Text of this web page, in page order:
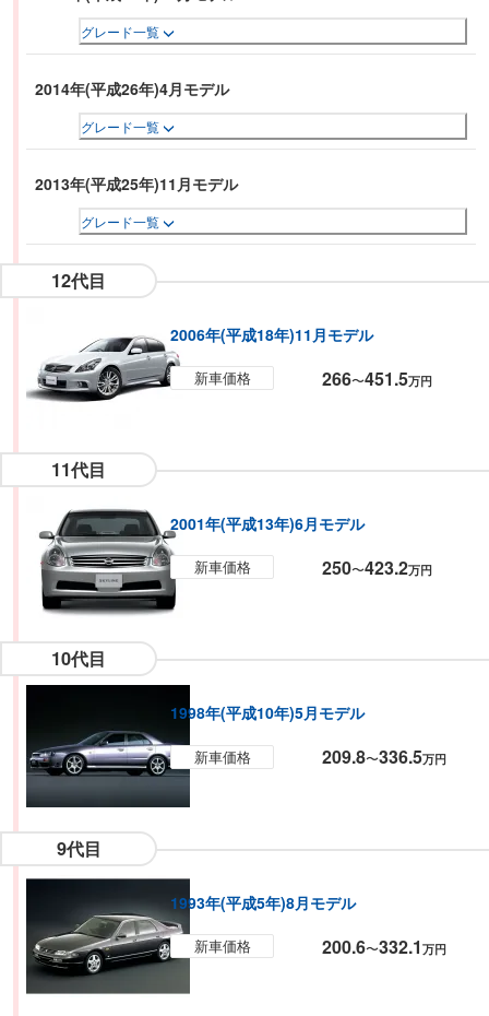
グレード一覧
2014年(平成26年)4月モデル
グレード一覧
2013年(平成25年)11月モデル
グレード一覧
12代目
2006年(平成18年)11月モデル
新車価格 266〜451.5万円
11代目
2001年(平成13年)6月モデル
新車価格 250〜423.2万円
10代目
1998年(平成10年)5月モデル
新車価格 209.8〜336.5万円
9代目
1993年(平成5年)8月モデル
新車価格 200.6〜332.1万円